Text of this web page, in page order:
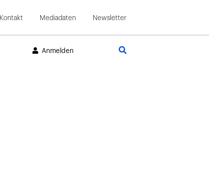
Kontakt Mediadaten Newsletter
Anmelden